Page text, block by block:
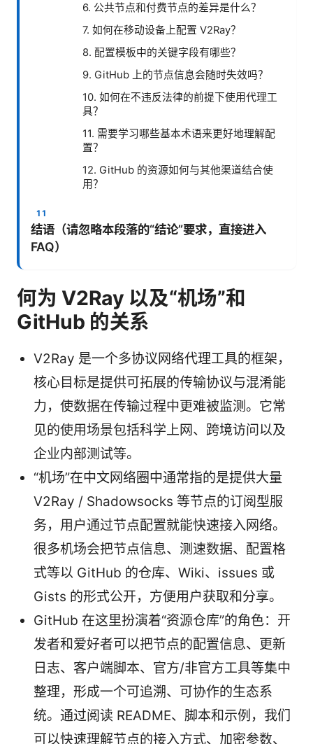
6. 公共节点和付费节点的差异是什么？
7. 如何在移动设备上配置 V2Ray？
8. 配置模板中的关键字段有哪些？
9. GitHub 上的节点信息会随时失效吗？
10. 如何在不违反法律的前提下使用代理工
具？
11. 需要学习哪些基本术语来更好地理解配
置？
12. GitHub 的资源如何与其他渠道结合使
用？
结语（请忽略本段落的“结论”要求，直接进入
FAQ）
何为 V2Ray 以及“机场”和
GitHub 的关系
V2Ray 是一个多协议网络代理工具的框架，
核心目标是提供可拓展的传输协议与混淆能
力，使数据在传输过程中更难被监测。它常
见的使用场景包括科学上网、跨境访问以及
企业内部测试等。
“机场”在中文网络圈中通常指的是提供大量
V2Ray / Shadowsocks 等节点的订阅型服
务，用户通过节点配置就能快速接入网络。
很多机场会把节点信息、测速数据、配置格
式等以 GitHub 的仓库、Wiki、issues 或
Gists 的形式公开，方便用户获取和分享。
GitHub 在这里扮演着“资源仓库”的角色：开
发者和爱好者可以把节点的配置信息、更新
日志、客户端脚本、官方/非官方工具等集中
整理，形成一个可追溯、可协作的生态系
统。通过阅读 README、脚本和示例，我们
可以快速理解节点的接入方式、加密参数、